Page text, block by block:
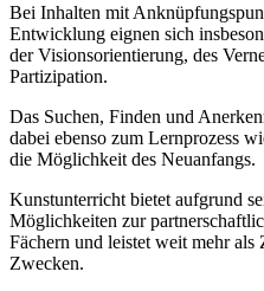
Bei Inhalten mit
Entwicklung eignen sich
der Visionsorientierung, des
Partizipation.
Das Suchen, Finden und
dabei ebenso zum Lernprozess
die Möglichkeit des Neuanfangs.
Kunstunterricht bietet aufgrund
Möglichkeiten zur
Fächern und leistet weit mehr als
Zwecken.